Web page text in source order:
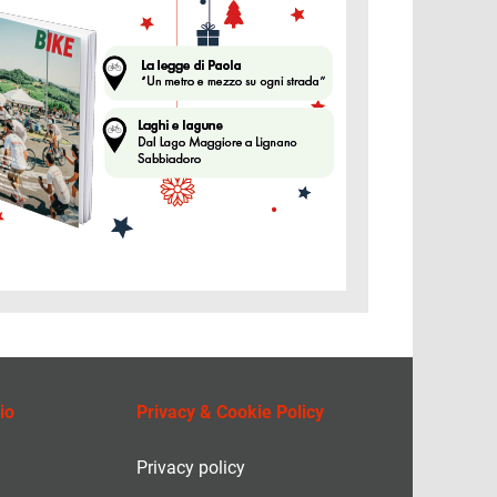
Privacy & Cookie Policy
Privacy policy